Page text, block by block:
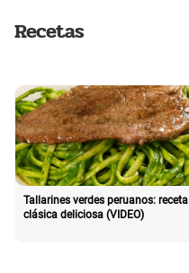
Recetas
Tallarines verdes peruanos: receta
clásica deliciosa (VIDEO)